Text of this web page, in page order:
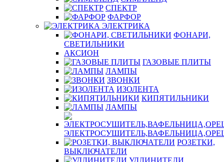
СПЕКТР
ФАРФОР
ЭЛЕКТРИКА
ФОНАРИ,
СВЕТИЛЬНИКИ
АКСИОН
ГАЗОВЫЕ ПЛИТЫ
ЛАМПЫ
ЗВОНКИ
ИЗОЛЕНТА
КИПЯТИЛЬНИКИ
ЛАМПЫ
РОЗЕТКИ,
ВЫКЛЮЧАТЕЛИ
УДЛИНИТЕЛИ